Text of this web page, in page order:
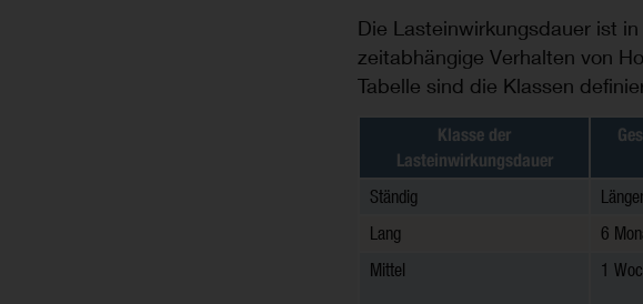
Die Lasteinwirkungsdauer ist
zeitabhängige Verhalten von
Tabelle sind die Klassen
Klasse der
Lasteinwirkungsdauer
Ständig
Lang
6
Mittel
1